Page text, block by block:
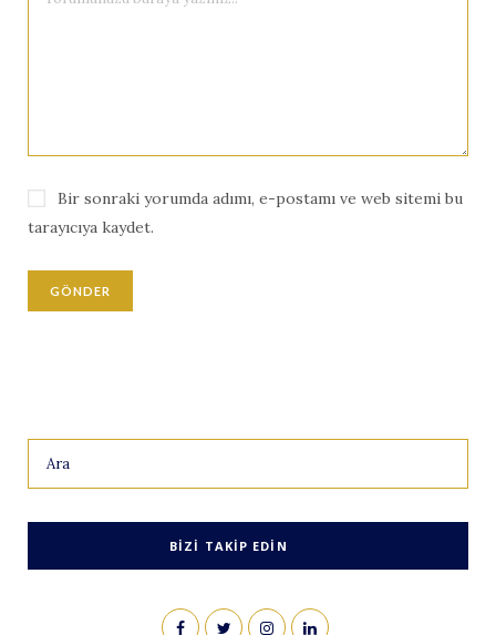
Bir sonraki yorumda adımı, e-postamı ve web sitemi bu
tarayıcıya kaydet.
BIZI TAKIP EDIN
F T I L